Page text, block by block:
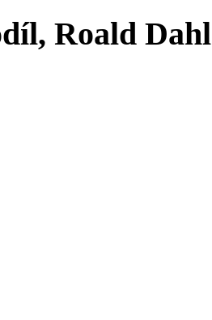
Roald Dahl